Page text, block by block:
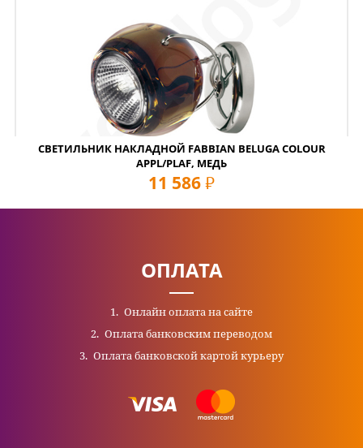
СВЕТИЛЬНИК НАКЛАДНОЙ FABBIAN BELUGA COLOUR
APPL/PLAF, МЕДЬ
11 586 руб
ОПЛАТА
Онлайн оплата на сайте
Оплата банковским переводом
Оплата банковской картой курьеру